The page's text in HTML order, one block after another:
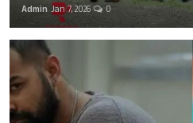
Admin Jan 7, 2026 0